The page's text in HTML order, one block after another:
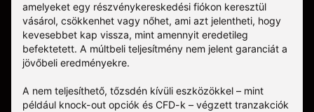
amelyeket egy részvénykereskedési fiókon keresztül
vásárol, csökkenhet vagy nőhet, ami azt jelentheti, hogy
kevesebbet kap vissza, mint amennyit eredetileg
befektetett. A múltbeli teljesítmény nem jelent garanciát a
jövőbeli eredményekre.
A nem teljesíthető, tőzsdén kívüli eszközökkel – mint
például knock-out opciók és CFD-k – végzett tranzakciók